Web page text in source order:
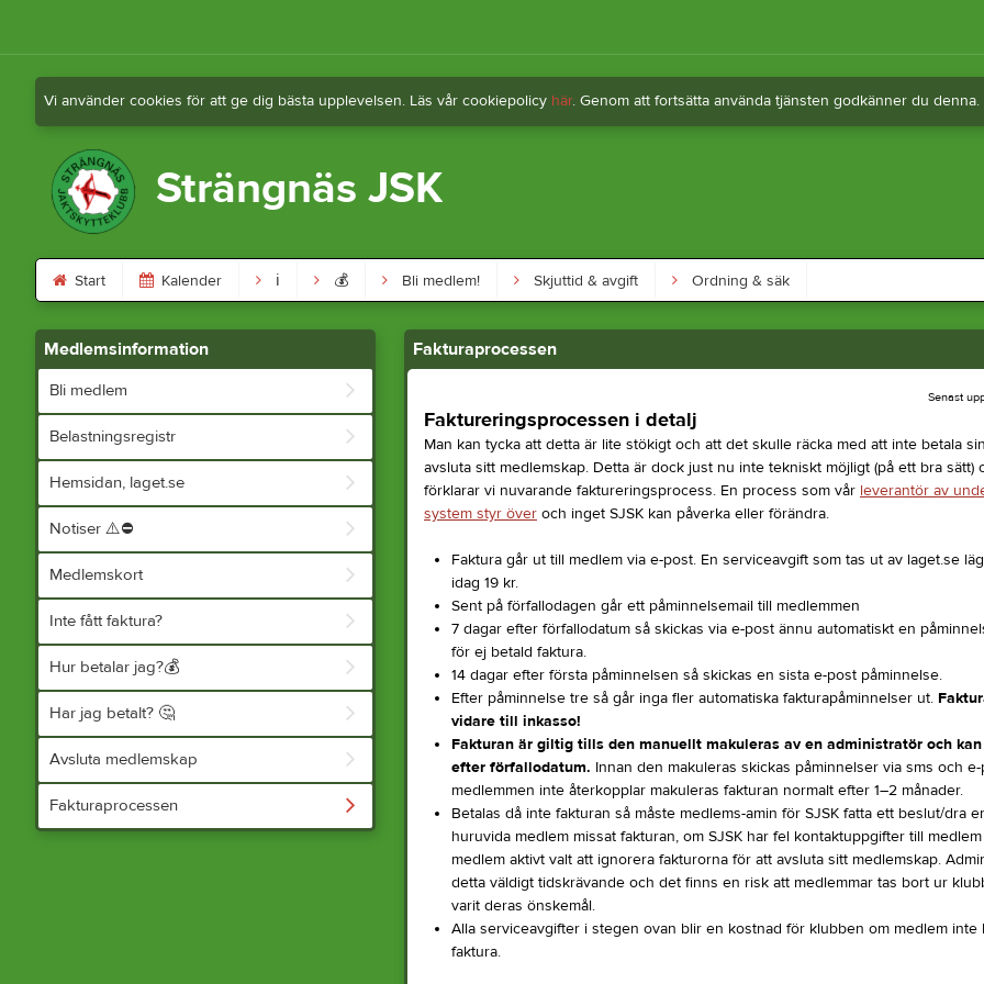
Vi använder cookies för att ge dig bästa upplevelsen. Läs vår cookiepolicy här. Genom att fortsätta använda tjänsten godkänner du denna.
Strängnäs JSK
Start Kalender ℹ︎ 💰 Bli medlem! Skjuttid & avgift Ordning & säk
Medlemsinformation
Bli medlem
Belastningsregistr
Hemsidan, laget.se
Notiser ⚠️⛔️
Medlemskort
Inte fått faktura?
Hur betalar jag?💰
Har jag betalt? 🤔
Avsluta medlemskap
Fakturaprocessen
Fakturaprocessen
Senast
Faktureringsprocessen i detalj
Man kan tycka att detta är lite stökigt och att det skulle räcka med att inte betala
avsluta sitt medlemskap. Detta är dock just nu inte tekniskt möjligt (på ett bra sätt)
förklarar vi nuvarande faktureringsprocess. En process som vår leverantör av
system styr över och inget SJSK kan påverka eller förändra.
Faktura går ut till medlem via e-post. En serviceavgift som tas ut av laget.se
idag 19 kr.
Sent på förfallodagen går ett påminnelsemail till medlemmen
7 dagar efter förfallodatum så skickas via e-post ännu automatiskt en
för ej betald faktura.
14 dagar efter första påminnelsen så skickas en sista e-post påminnelse.
Efter påminnelse tre så går inga fler automatiska fakturapåminnelser ut.
vidare till inkasso!
Fakturan är giltig tills den manuellt makuleras av en administratör och
efter förfallodatum. Innan den makuleras skickas påminnelser via sms och
medlemmen inte återkopplar makuleras fakturan normalt efter 1–2 månader.
Betalas då inte fakturan så måste medlems-amin för SJSK fatta ett beslut/dra
huruvida medlem missat fakturan, om SJSK har fel kontaktuppgifter till
medlem aktivt valt att ignorera fakturorna för att avsluta sitt medlemskap.
detta väldigt tidskrävande och det finns en risk att medlemmar tas bort ur
varit deras önskemål.
Alla serviceavgifter i stegen ovan blir en kostnad för klubben om medlem inte
faktura.